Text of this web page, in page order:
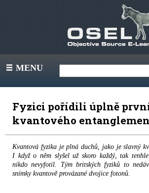
III MENU
Fyzici pořídili úplně
kvantového
Kvantová fyzika je plná duchů, jako je slavný
I když o něm slyšel už skoro každý, tak
nikdo nevyfotil. Tým britských fyziků to
snímky kvantově provázané dvojice fotonů.